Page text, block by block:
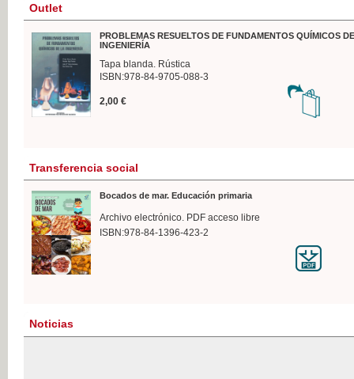
Outlet
PROBLEMAS RESUELTOS DE FUNDAMENTOS QUÍMICOS
INGENIERÍA
Tapa blanda. Rústica
ISBN:978-84-9705-088-3
2,00 €
Transferencia social
Bocados de mar. Educación primaria
Archivo electrónico. PDF acceso libre
ISBN:978-84-1396-423-2
Noticias